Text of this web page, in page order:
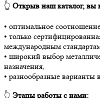
👆 Открыв наш каталог, вы
• оптимальное
• только
международным
• широкий выбор
назначения,
• разнообразные варианты
👆 Этапы работы с нами: